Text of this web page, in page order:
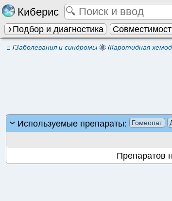
Киберис
Подбор и диагностика
⌂ /Заболевания и синдромы /Каротидная
Используемые препараты: Гомеопат
Препаратов